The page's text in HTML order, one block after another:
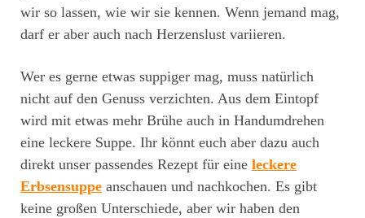
wir so lassen, wie wir sie kennen. Wenn jemand mag,
darf er aber auch nach Herzenslust variieren.
Wer es gerne etwas suppiger mag, muss natürlich
nicht auf den Genuss verzichten. Aus dem Eintopf
wird mit etwas mehr Brühe auch in Handumdrehen
eine leckere Suppe. Ihr könnt euch aber dazu auch
direkt unser passendes Rezept für eine leckere
Erbsensuppe anschauen und nachkochen. Es gibt
keine großen Unterschiede, aber wir haben den